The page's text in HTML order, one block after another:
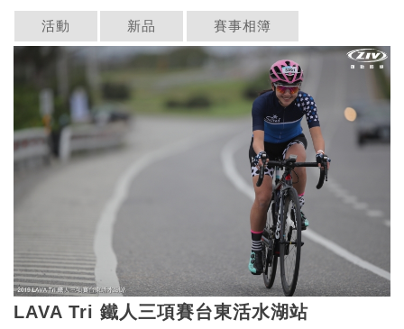
活動 新品 賽事相簿
LAVA Tri 鐵人三項賽台東活水湖站